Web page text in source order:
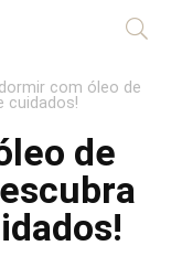
com óleo de
cuidados!
de